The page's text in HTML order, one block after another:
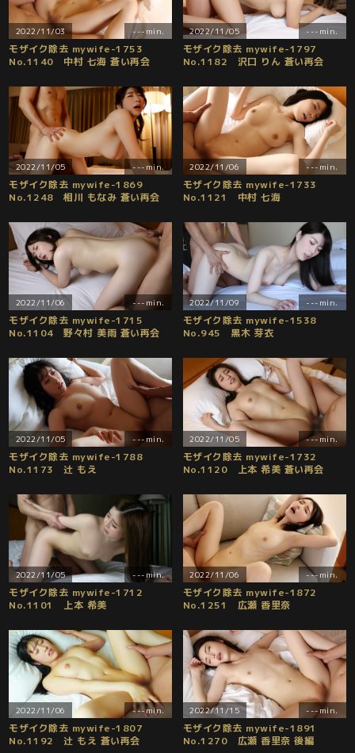
2022/11/03 ---min.
モザイク除去 mywife-1753
No.1140 中村 七海 蒼い再会
2022/11/05 ---min.
モザイク除去 mywife-1797
No.1182 沢口 りん 蒼い再会
2022/11/05 ---min.
モザイク除去 mywife-1869
No.1248 相川 もなみ 蒼い再会
2022/11/06 ---min.
モザイク除去 mywife-1733
No.1121 中村 七海
2022/11/06 ---min.
モザイク除去 mywife-1715
No.1104 野々村 美雨 蒼い再会
2022/11/09 ---min.
モザイク除去 mywife-1538
No.945 黒木 芽衣
2022/11/05 ---min.
モザイク除去 mywife-1788
No.1173 辻 もえ
2022/11/05 ---min.
モザイク除去 mywife-1732
No.1120 上本 希美 蒼い再会
2022/11/05 ---min.
モザイク除去 mywife-1712
No.1101 上本 希美
2022/11/06 ---min.
モザイク除去 mywife-1872
No.1251 広瀬 香里奈
2022/11/06 ---min.
モザイク除去 mywife-1807
No.1192 辻 もえ 蒼い再会
2022/11/15 ---min.
モザイク除去 mywife-1891
No.1270 広瀬 香里奈 後編